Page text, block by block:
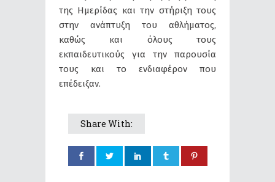
της Ημερίδας και την στήριξη τους
στην ανάπτυξη του αθλήματος,
καθώς και όλους τους
εκπαιδευτικούς για την παρουσία
τους και το ενδιαφέρον που
επέδειξαν.
Share With: